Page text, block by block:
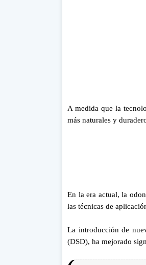
A medida que la
más naturales y
En la era actual, la
las técnicas de
La introducción de
(DSD), ha mejorado